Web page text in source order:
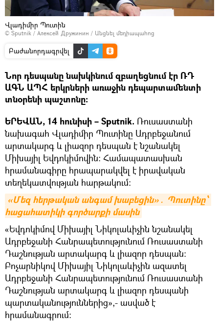
Վլադիմիր Պուտին
© Sputnik / Алексей Дружинин / Անցնել մեդիապահոց
Բաժանորդագրվել
Նոր դեսպանը նախկինում զբաղեցնում էր ՌԴ
ԱԳՆ ԱՊՀ երկրների առաջին դեպարտամենտի
տնօրենի պաշտոնը:
ԵՐԵՎԱՆ, 14 հունիսի – Sputnik. Ռուսաստանի
նախագահ Վլադիմիր Պուտինը Ադրբեջանում
արտակարգ և լիազոր դեսպան է նշանակել
Միխայիլ Եվդոկիմովին: Համապատասխան
հրամանագիրը հրապարակվել է իրավական
տեղեկատվության հարթակում։
«Մեզ հերթական անգամ խաբեցին»․ Պուտինը՝
հացահատիկի գործարքի մասին
«Եվդոկիմով Միխայիլ Նիկոլաևիչին նշանակել
Ադրբեջանի Հանրապետությունում Ռուսաստանի
Դաշնության արտակարգ և լիազոր դեսպան։
Բոչարնիկով Միխայիլ Նիկոլաևիչին ազատել
Ադրբեջանի Հանրապետությունում Ռուսաստանի
Դաշնության արտակարգ և լիազոր դեսպանի
պարտականություններից»,- ասված է
հրամանագրում: